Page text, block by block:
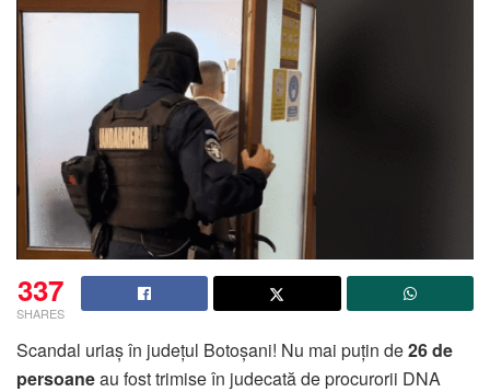
337
SHARES
Scandal uriaș în județul Botoșani! Nu mai puțin de26 de
persoaneau fost trimise în judecată de procurorii DNA